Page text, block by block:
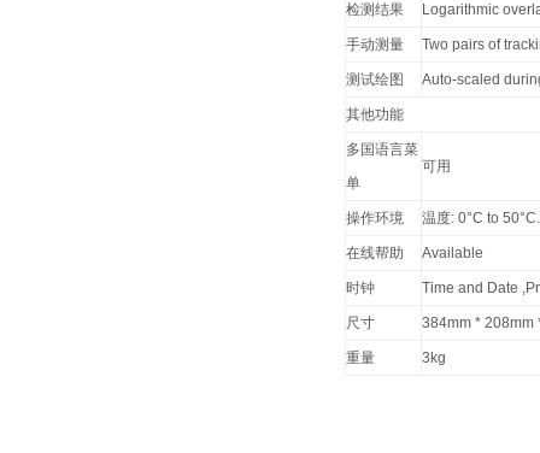
检测结果 Logarithmic
手动测量 Two pairs of
测试绘图 Auto-scaled
其他功能
多国语言菜
单
可用
操作环境 温度: 0°C to
在线帮助 Available
时钟 Time and Date
尺寸 384mm * 208mm
重量 3kg